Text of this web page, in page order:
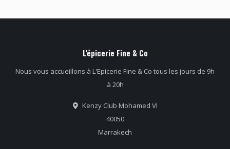
L'épicerie Fine & Co
Nous vous accueillons à L'Epicerie Fine & Co tous les jours de 9h
à 20h
Kenzy Club Mohamed VI
40050
Marrakech